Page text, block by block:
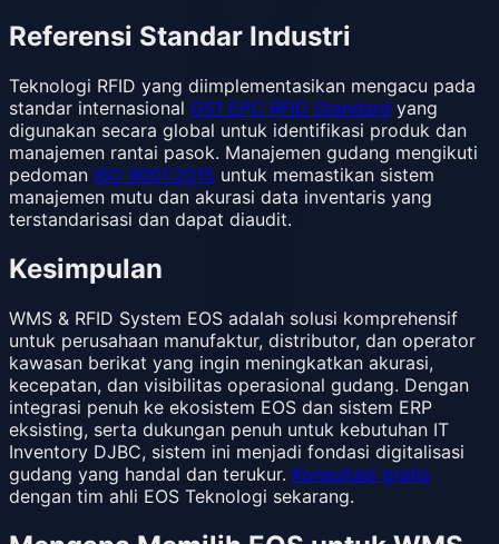
Referensi Standar Industri
Teknologi RFID yang diimplementasikan mengacu pada
standar internasional GS1 EPC RFID Standard yang
digunakan secara global untuk identifikasi produk dan
manajemen rantai pasok. Manajemen gudang mengikuti
pedoman ISO 9001:2015 untuk memastikan sistem
manajemen mutu dan akurasi data inventaris yang
terstandarisasi dan dapat diaudit.
Kesimpulan
WMS & RFID System EOS adalah solusi komprehensif
untuk perusahaan manufaktur, distributor, dan operator
kawasan berikat yang ingin meningkatkan akurasi,
kecepatan, dan visibilitas operasional gudang. Dengan
integrasi penuh ke ekosistem EOS dan sistem ERP
eksisting, serta dukungan penuh untuk kebutuhan IT
Inventory DJBC, sistem ini menjadi fondasi digitalisasi
gudang yang handal dan terukur. Konsultasi gratis
dengan tim ahli EOS Teknologi sekarang.